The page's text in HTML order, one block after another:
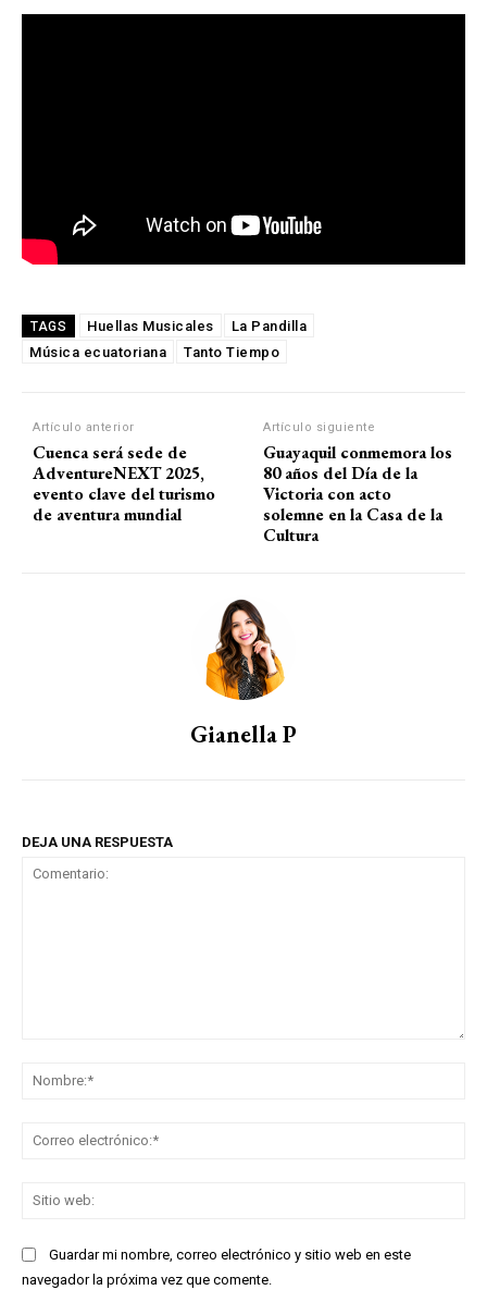
TAGS Huellas Musicales
La Pandilla
Música ecuatoriana
Tanto Tiempo
Artículo anterior
Cuenca será sede de
AdventureNEXT 2025,
evento clave del turismo
de aventura mundial
Artículo siguiente
Guayaquil conmemora los
80 años del Día de la
Victoria con acto
solemne en la Casa de la
Cultura
Gianella P
DEJA UNA RESPUESTA
Guardar mi nombre, correo electrónico y sitio web en este
navegador la próxima vez que comente.